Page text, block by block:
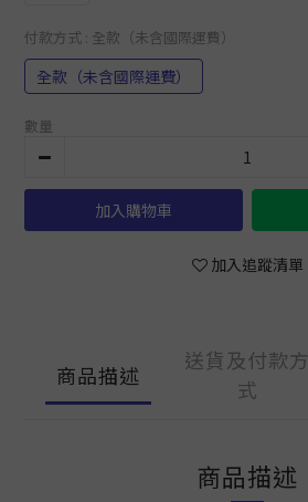
付款方式 : 全款（未含國際運費）
全款（未含國際運費）
數量
加入購物車
加入追蹤清單
商品描述
送貨及付款方
式
商品描述